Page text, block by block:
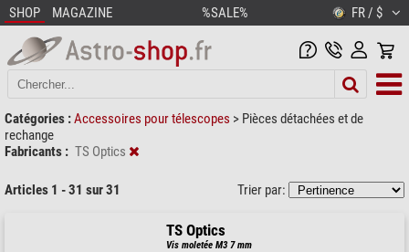
SHOP MAGAZINE %SALE% FR / $
Catégories :Accessoires pour télescopes > Pièces détachées et de
rechange
Fabricants : TS Optics
Articles 1 - 31 sur 31 Trier par:
TS Optics
Vis moletée M3 7 mm